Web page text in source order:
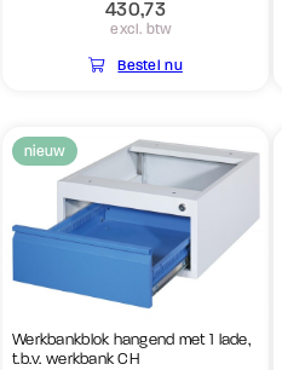
430,73
excl. btw
Bestel nu
nieuw
Werkbankblok hangend met 1 lade,
t.b.v. werkbank CH